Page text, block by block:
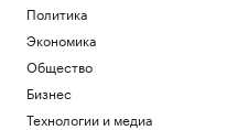
Политика
Залужный заявил, что Киев
ресурс вооружений в
Политика
Лантратова заявила, что
300 курян неизвестна
Политика
Экономика
Общество
Бизнес
Технологии и медиа